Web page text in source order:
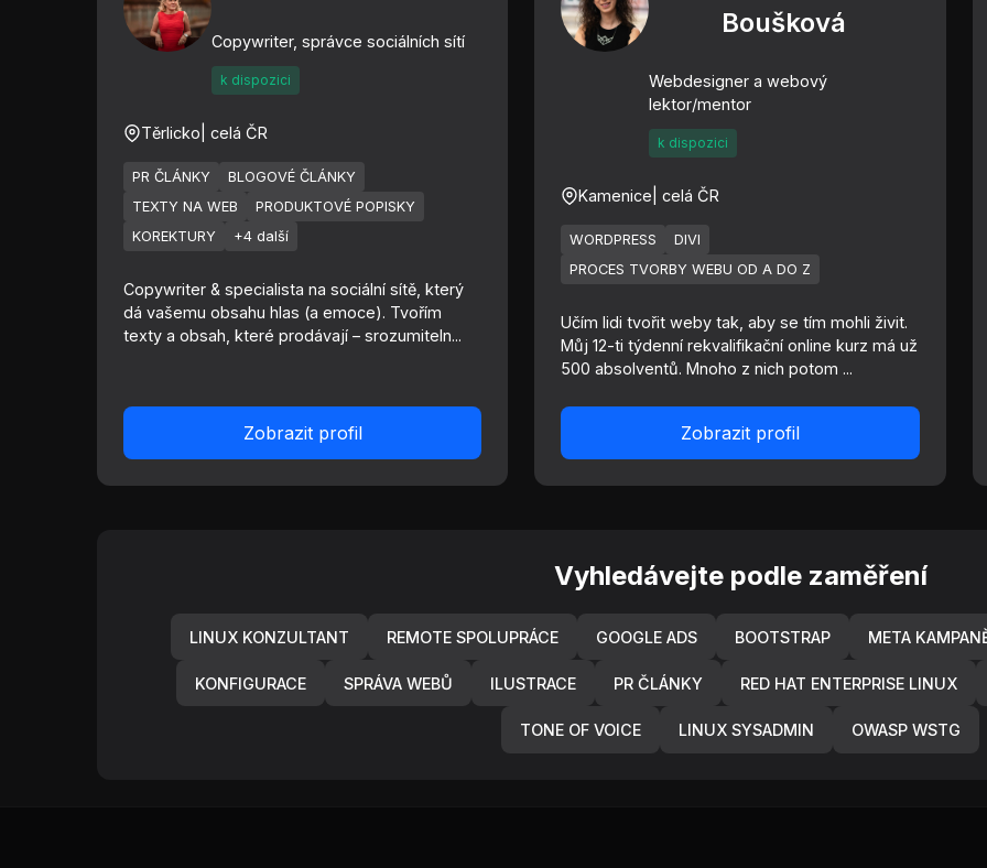
Copywriter, správce sociálních sítí
k dispozici
Těrlicko | celá ČR
PR ČLÁNKY
BLOGOVÉ ČLÁNKY
TEXTY NA WEB
PRODUKTOVÉ POPISKY
KOREKTURY
+4 další
Copywriter & specialista na sociální sítě, který
dá vašemu obsahu hlas (a emoce). Tvořím
texty a obsah, které prodávají – srozumiteln...
Zobrazit profil
Boušková
Webdesigner a webový
lektor/mentor
k dispozici
Kamenice | celá ČR
WORDPRESS
DIVI
PROCES TVORBY WEBU OD A DO Z
Učím lidi tvořit weby tak, aby se tím mohli živit.
Můj 12-ti týdenní rekvalifikační online kurz má už
500 absolventů. Mnoho z nich potom ...
Zobrazit profil
Vyhledávejte podle zaměření
LINUX KONZULTANT REMOTE SPOLUPRÁCE GOOGLE ADS BOOTSTRAP META
KONFIGURACE SPRÁVA WEBŮ ILUSTRACE PR ČLÁNKY RED HAT ENTERPRISE LINUX
TONE OF VOICE LINUX SYSADMIN OWASP WSTG